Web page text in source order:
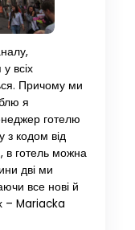
всіх
Причому ми
я
готелю
з кодом від
в готель можна
дві ми
все нові й
– Mariacka